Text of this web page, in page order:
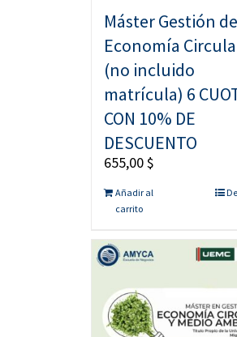
Máster Gestión
Economía
(no incluido
matrícula) 6
CON 10% DE
DESCUENTO
655,00$
Añadir al
carrito